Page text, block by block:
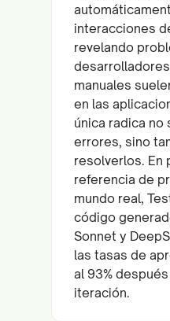
interacciones
revelando
manuales
en las
única radica
errores, sino
resolverlos. En
referencia de
mundo real,
código
Sonnet y
las tasas de
al 93%
iteración.